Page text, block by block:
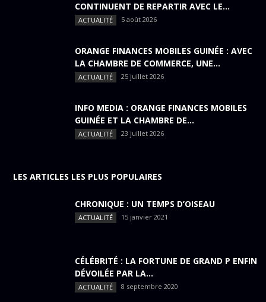
CONTINUENT DE REPARTIR AVEC LE...
ACTUALITÉ 5 août 2026
ORANGE FINANCES MOBILES GUINÉE : AVEC
LA CHAMBRE DE COMMERCE, UNE...
ACTUALITÉ 25 juillet 2026
INFO MEDIA : ORANGE FINANCES MOBILES
GUINÉE ET LA CHAMBRE DE...
ACTUALITÉ 23 juillet 2026
LES ARTICLES LES PLUS POPULAIRES
CHRONIQUE : UN TEMPS D’OISEAU
ACTUALITÉ 15 janvier 2021
CÉLÉBRITÉ : LA FORTUNE DE GRAND P ENFIN
DÉVOILÉE PAR LA...
ACTUALITÉ 8 septembre 2020